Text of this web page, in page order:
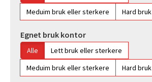
Meduim bruk eller sterkere
Hard bruk
Egnet bruk kontor
Alle
Lett bruk eller sterkere
Meduim bruk eller sterkere
Hard bruk